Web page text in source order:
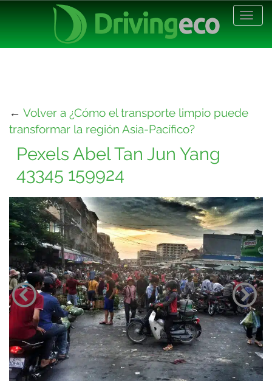
← Volver a ¿Cómo el transporte limpio puede
transformar la región Asia-Pacífico?
Pexels Abel Tan Jun Yang
43345 159924